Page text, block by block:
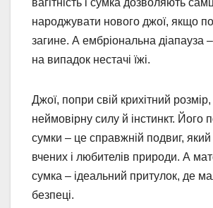
народжувати нового джої, якщо
загине. А ембріональна діапауза
на випадок нестачі їжі.
Джої, попри свій крихітний
неймовірну силу й інстинкт. Його
сумки – це справжній подвиг,
вчених і любителів природи. А
сумка – ідеальний притулок, де
безпеці.